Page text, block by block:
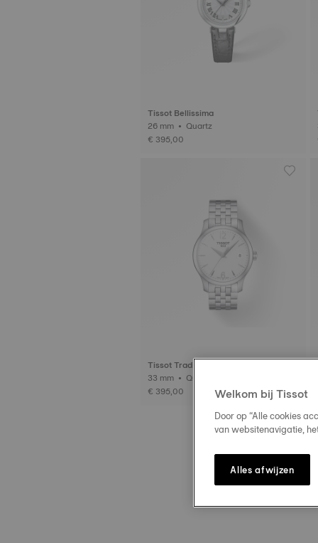
Tissot Bellissima
26 mm • Quartz
€ 395,00
Tissot Tradition Lady
33 mm • Quartz
€ 395,00
Welkom bij Tissot
Door op “Alle cookies
van websitenavigatie,
Alles afwijzen